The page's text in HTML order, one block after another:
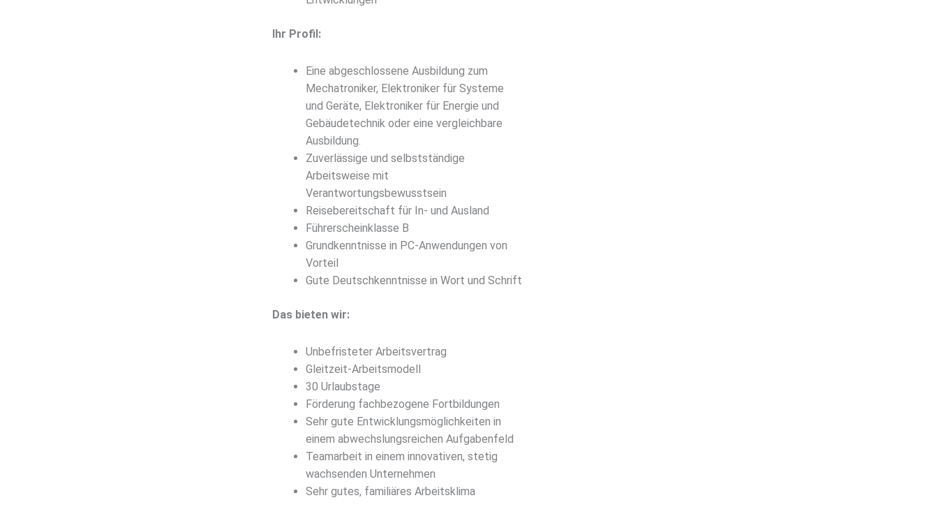
Ihr Profil:
Eine abgeschlossene Ausbildung zum
Mechatroniker, Elektroniker für Systeme
und Geräte, Elektroniker für Energie und
Gebäudetechnik oder eine vergleichbare
Ausbildung.
Zuverlässige und selbstständige
Arbeitsweise mit
Verantwortungsbewusstsein
Reisebereitschaft für In- und Ausland
Führerscheinklasse B
Grundkenntnisse in PC-Anwendungen von
Vorteil
Gute Deutschkenntnisse in Wort und Schrift
Das bieten wir:
Unbefristeter Arbeitsvertrag
Gleitzeit-Arbeitsmodell
30 Urlaubstage
Förderung fachbezogene Fortbildungen
Sehr gute Entwicklungsmöglichkeiten in
einem abwechslungsreichen Aufgabenfeld
Teamarbeit in einem innovativen, stetig
wachsenden Unternehmen
Sehr gutes, familiäres Arbeitsklima